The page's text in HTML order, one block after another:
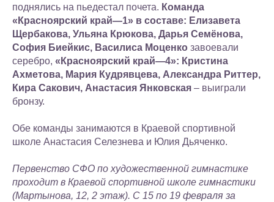
поднялись на пьедестал почета. Команда
«Красноярский край—1» в составе: Елизавета
Щербакова, Ульяна Крюкова, Дарья Семёнова,
София Биейкис, Василиса Моценко завоевали
серебро, «Красноярский край—4»: Кристина
Ахметова, Мария Кудрявцева, Александра Риттер,
Кира Сакович, Анастасия Янковская – выиграли
бронзу.
Обе команды занимаются в Краевой спортивной
школе Анастасия Селезнева и Юлия Дьяченко.
Первенство СФО по художественной гимнастике
проходит в Краевой спортивной школе гимнастики
(Мартынова, 12, 2 этаж). С 15 по 19 февраля за